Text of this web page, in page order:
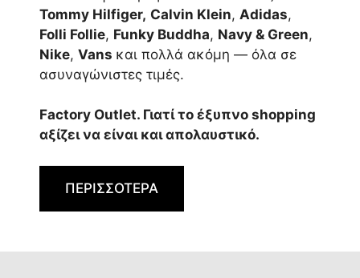
Tommy Hilfiger, Calvin Klein, Adidas,
Folli Follie, Funky Buddha, Navy & Green,
Nike, Vans και πολλά ακόμη — όλα σε
ασυναγώνιστες τιμές.
Factory Outlet. Γιατί το έξυπνο shopping
αξίζει να είναι και απολαυστικό.
ΠΕΡΙΣΣΟΤΕΡΑ